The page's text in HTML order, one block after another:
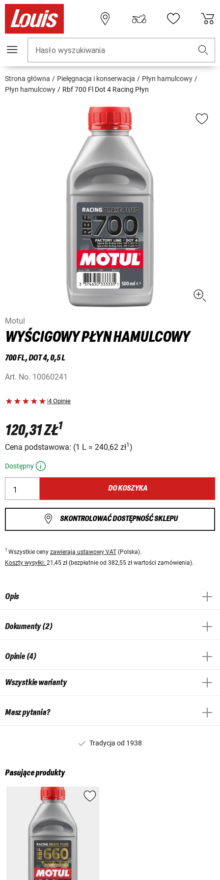
Hasło wyszukiwania
Strona główna Pielęgnacja i konserwacja
Płyn hamulcowy
Płyn hamulcowy
Rbf 700 Fl Dot 4 Racing Płyn
Motul
WYŚCIGOWY PŁYN HAMULCOWY
700 FL, DOT 4, 0,5 L
Art. No. 10060241
|4 Opinie
120,31 ZŁ1
Cena podstawowa: (1 L = 240,62 zł1 )
Dostępny
DO KOSZYKA
SKONTROLOWAĆ DOSTĘPNOŚĆ SKLEPU
1 Wszystkie ceny zawierają ustawowy VAT (Polska).
Koszty wysyłki: 21,45 zł (bezpłatnie od 382,55 zł wartości zamówienia).
Opis
Dokumenty (2)
Opinie (4)
Wszystkie warianty
Masz pytania?
Tradycja od 1938
Pasujące produkty